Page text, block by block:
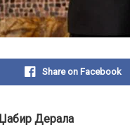
Share on Facebook
Џабир Дерала